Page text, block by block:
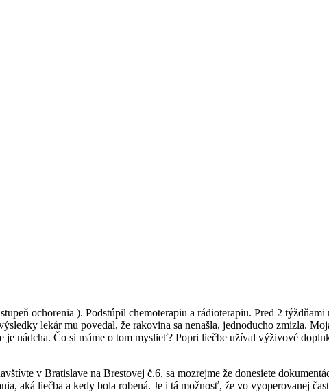
ochorenia ). Podstúpil chemoterapiu a rádioterapiu. Pred 2
lekár mu povedal, že rakovina sa nenašla, jednoducho zmizla.
nádcha. Čo si máme o tom myslieť? Popri liečbe užíval výživové
v Bratislave na Brestovej č.6, sa mozrejme že donesiete
aká liečba a kedy bola robená. Je i tá možnosť, že vo vyoperovanej